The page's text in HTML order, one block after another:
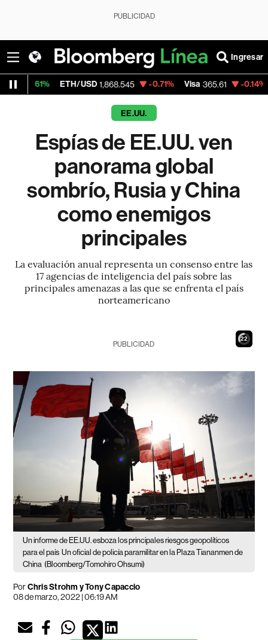
PUBLICIDAD
Ingresar
ETH/USD 1,868.545 -0.71% Visa 365.61 -0.14%
EE.UU.
Espías de EE.UU. ven
panorama global
sombrío, Rusia y China
como enemigos
principales
La evaluación anual representa un consenso entre las
17 agencias de inteligencia del país sobre las
principales amenazas a las que se enfrenta el país
norteamericano
21
PUBLICIDAD
Un informe de EE.UU. esboza los principales riesgos geopolíticos
para el país Un oficial de policía paramilitar en la Plaza Tiananmen de
China (Bloomberg/Tomohiro Ohsumi)
PorChris Strohm y Tony Capaccio
08 de marzo, 2022 | 06:19 AM